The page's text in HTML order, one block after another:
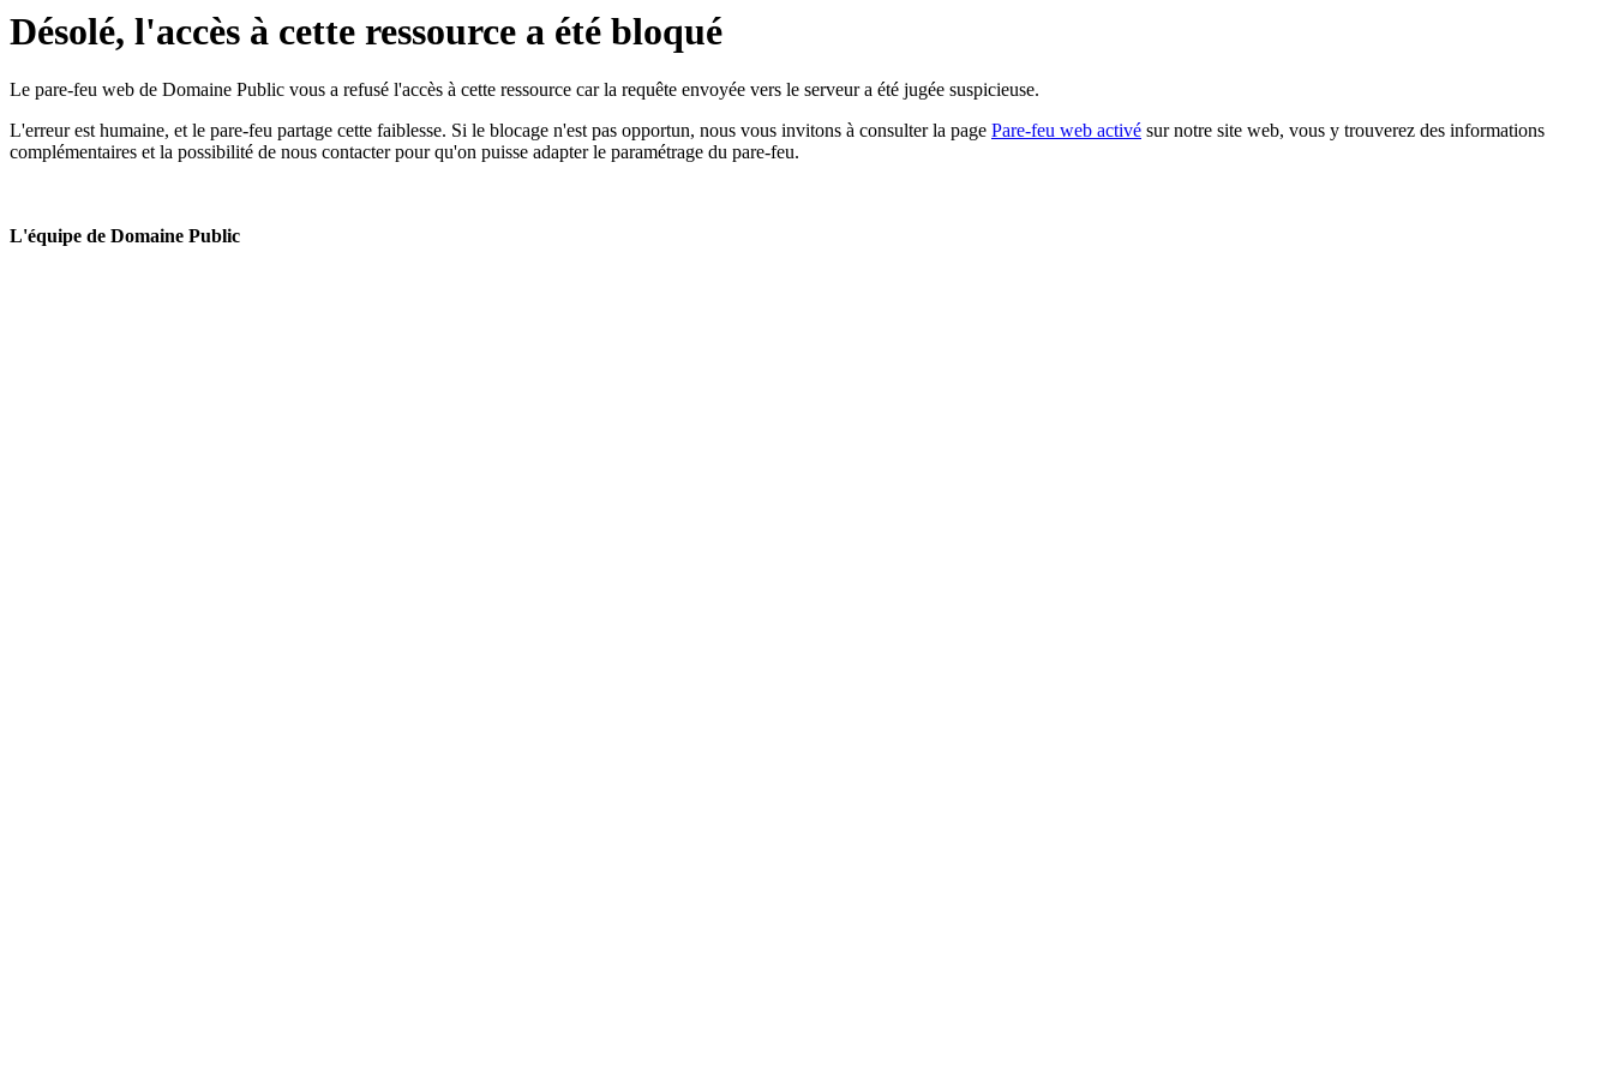
Désolé, l'accès à cette ressource a été bloqué
Le pare-feu web de Domaine Public vous a refusé l'accès à cette ressource car la requête envoyée vers le serveur a été jugée suspicieuse.
L'erreur est humaine, et le pare-feu partage cette faiblesse. Si le blocage n'est pas opportun, nous vous invitons à consulter la page Pare-feu web activé sur notre site web, vous y trouverez des informations
complémentaires et la possibilité de nous contacter pour qu'on puisse adapter le paramétrage du pare-feu.
L'équipe de Domaine Public